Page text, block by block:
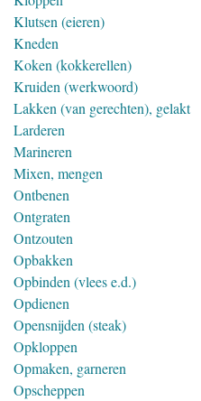
Klutsen (eieren)
Kneden
Koken (kokkerellen)
Kruiden (werkwoord)
Lakken (van gerechten), gelakt
Larderen
Marineren
Mixen, mengen
Ontbenen
Ontgraten
Ontzouten
Opbakken
Opbinden (vlees e.d.)
Opdienen
Opensnijden (steak)
Opkloppen
Opmaken, garneren
Opscheppen